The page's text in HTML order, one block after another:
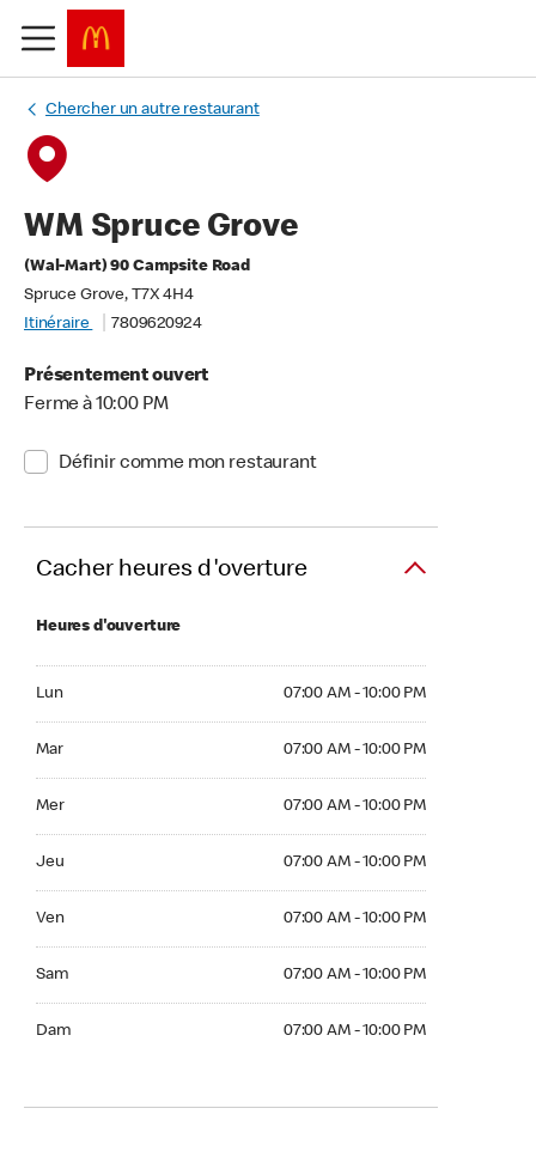
Chercher un autre restaurant
WM Spruce Grove
(Wal-Mart) 90 Campsite Road
Spruce Grove, T7X 4H4
Itinéraire
7809620924
Présentement ouvert
Ferme à 10:00 PM
Définir comme mon restaurant
Cacher heures d'overture
Heures d'ouverture
Lun 07:00 AM - 10:00 PM
Mar 07:00 AM - 10:00 PM
Mer 07:00 AM - 10:00 PM
Jeu 07:00 AM - 10:00 PM
Ven 07:00 AM - 10:00 PM
Sam 07:00 AM - 10:00 PM
Dam 07:00 AM - 10:00 PM